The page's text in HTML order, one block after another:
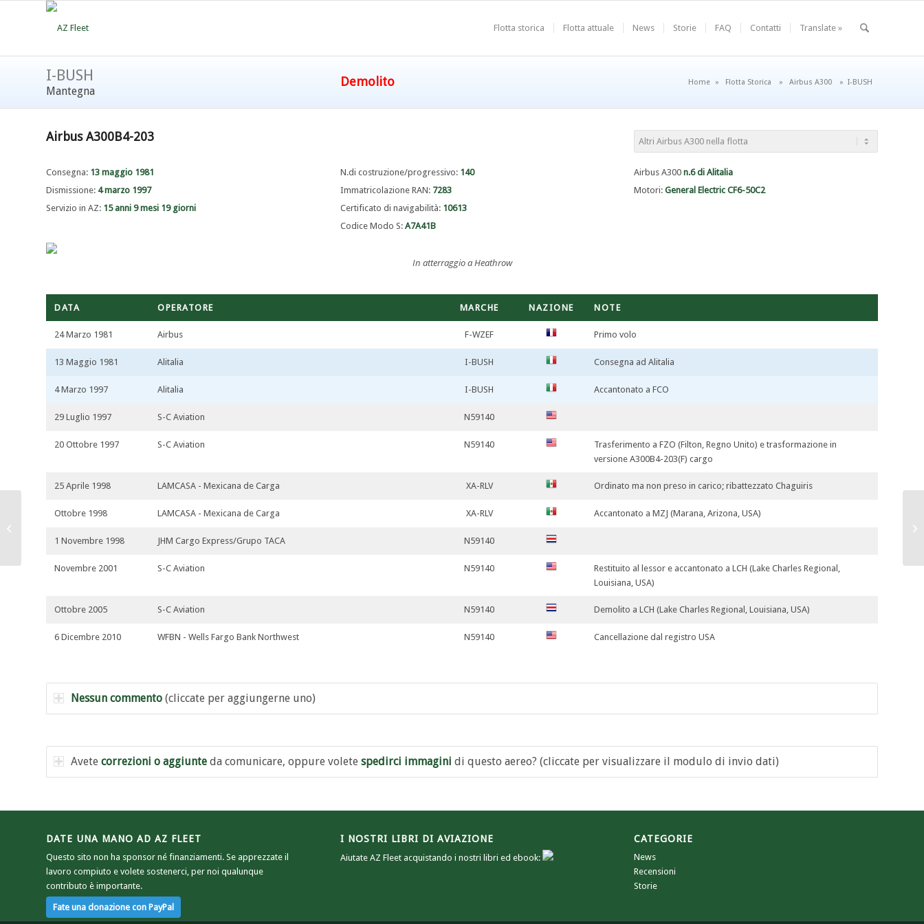
Flotta storica Flotta attuale News Storie FAQ Contatti Translate »
I-BUSH
Mantegna
Demolito Home » Flotta Storica » Airbus A300 » I-BUSH
Airbus A300B4-203
Consegna: 13 maggio 1981
Dismissione: 4 marzo 1997
Servizio in AZ: 15 anni 9 mesi 19 giorni
N.di costruzione/progressivo: 140
Immatricolazione RAN: 7283
Certificato di navigabilità: 10613
Codice Modo S: A7A41B
Airbus A300n.6 di Alitalia
Motori:General Electric CF6-50C2
In atterraggio a Heathrow
DATA OPERATORE MARCHE NAZIONE NOTE
24 Marzo 1981 Airbus F-WZEF Primo volo
13 Maggio 1981 Alitalia I-BUSH Consegna ad Alitalia
4 Marzo 1997 Alitalia I-BUSH Accantonato a FCO
29 Luglio 1997 S-C Aviation N59140
20 Ottobre 1997 S-C Aviation N59140
Trasferimento a FZO (Filton, Regno Unito) e trasformazione in
versione A300B4-203(F) cargo
25 Aprile 1998 LAMCASA - Mexicana de Carga XA-RLV Ordinato ma non preso in carico; ribattezzato Chaguiris
Ottobre 1998 LAMCASA - Mexicana de Carga XA-RLV Accantonato a MZJ (Marana, Arizona, USA)
1 Novembre 1998 JHM Cargo Express/Grupo TACA N59140
Novembre 2001 S-C Aviation N59140
Restituito al lessor e accantonato a LCH (Lake Charles Regional,
Louisiana, USA)
Ottobre 2005 S-C Aviation N59140 Demolito a LCH (Lake Charles Regional, Louisiana, USA)
6 Dicembre 2010 WFBN - Wells Fargo Bank Northwest N59140 Cancellazione dal registro USA
Nessun commento (cliccate per aggiungerne uno)
Avete correzioni o aggiunte da comunicare, oppure volete spedirci immagini di questo aereo? (cliccate per visualizzare il modulo di invio dati)
DATE UNA MANO AD AZ FLEET
Questo sito non ha sponsor né finanziamenti. Se apprezzate il
lavoro compiuto e volete sostenerci, per noi qualunque
contributo è importante.
I NOSTRI LIBRI DI AVIAZIONE
Aiutate AZ Fleet acquistando i nostri libri ed ebook:
CATEGORIE
News
Recensioni
Storie